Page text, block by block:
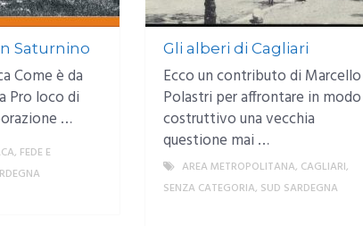
Saturnino
Come è da
Pro loco di
…
, FEDE E
Gli alberi di Cagliari
Ecco un contributo di Marcello
Polastri per affrontare in modo
costruttivo una vecchia
questione mai …
AREA METROPOLITANA, CAGLIARI,
SENZA CATEGORIA, SUD SARDEGNA